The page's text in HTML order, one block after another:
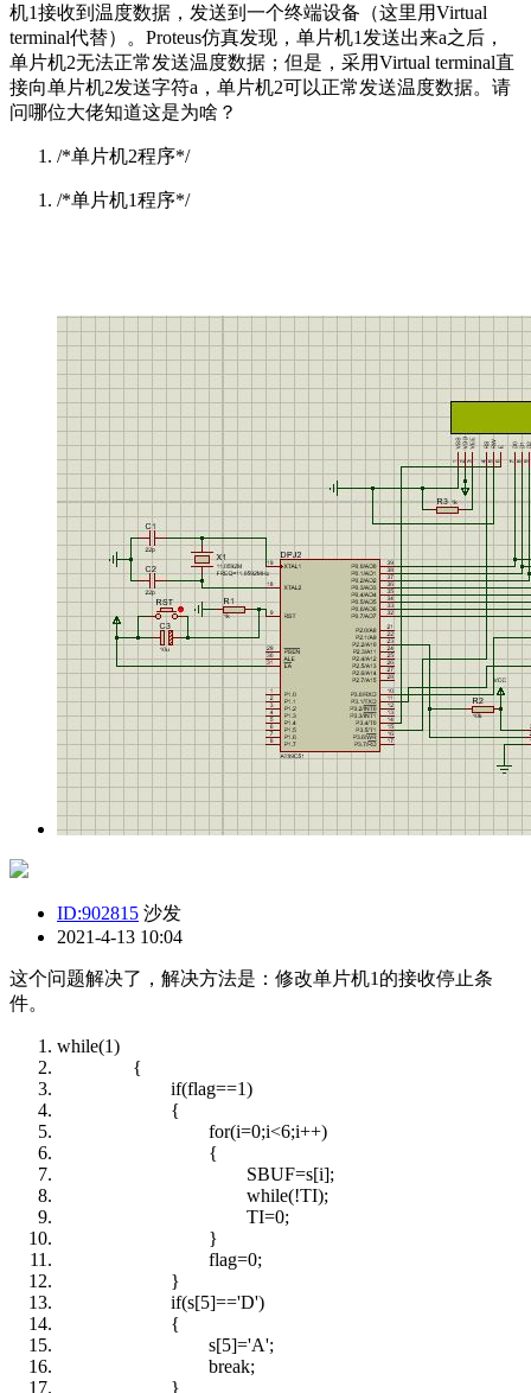
机1接收到温度数据，发送到一个终端设备（这里用Virtual
terminal代替）。Proteus仿真发现，单片机1发送出来a之后，
单片机2无法正常发送温度数据；但是，采用Virtual terminal直
接向单片机2发送字符a，单片机2可以正常发送温度数据。请
问哪位大佬知道这是为啥？
/*单片机2程序*/
/*单片机1程序*/
ID:902815 沙发
2021-4-13 10:04
这个问题解决了，解决方法是：修改单片机1的接收停止条
件。
while(1)
{
if(flag==1)
{
for(i=0;i<6;i++)
{
SBUF=s[i];
while(!TI);
TI=0;
}
flag=0;
}
if(s[5]=='D')
{
s[5]='A';
break;
}